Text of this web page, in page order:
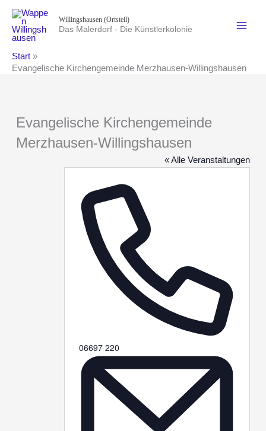
Inhalt
springen
Willingshausen (Ortsteil)
Das Malerdorf - Die Künstlerkolonie
Start
Evangelische Kirchengemeinde Merzhausen-Willingshausen
Evangelische Kirchengemeinde
Merzhausen-Willingshausen
« Alle Veranstaltungen
Telefon
06697 220